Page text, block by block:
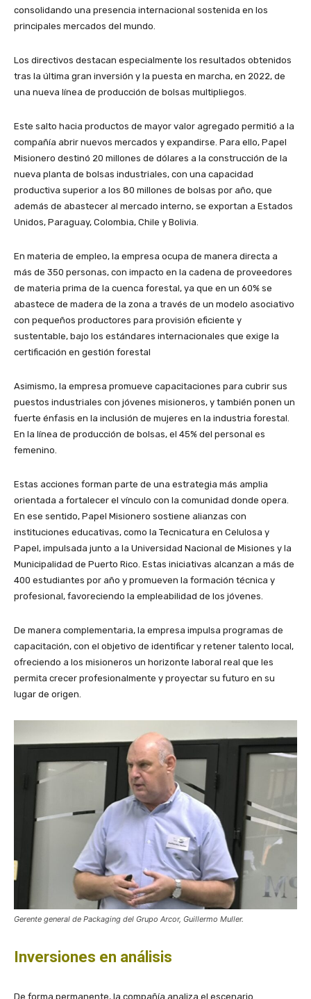
consolidando una presencia internacional sostenida en los
principales mercados del mundo.
Los directivos destacan especialmente los resultados obtenidos
tras la última gran inversión y la puesta en marcha, en 2022, de
una nueva línea de producción de bolsas multipliegos.
Este salto hacia productos de mayor valor agregado permitió a la
compañía abrir nuevos mercados y expandirse. Para ello, Papel
Misionero destinó 20 millones de dólares a la construcción de la
nueva planta de bolsas industriales, con una capacidad
productiva superior a los 80 millones de bolsas por año, que
además de abastecer al mercado interno, se exportan a Estados
Unidos, Paraguay, Colombia, Chile y Bolivia.
En materia de empleo, la empresa ocupa de manera directa a
más de 350 personas, con impacto en la cadena de proveedores
de materia prima de la cuenca forestal, ya que en un 60% se
abastece de madera de la zona a través de un modelo asociativo
con pequeños productores para provisión eficiente y
sustentable, bajo los estándares internacionales que exige la
certificación en gestión forestal
Asimismo, la empresa promueve capacitaciones para cubrir sus
puestos industriales con jóvenes misioneros, y también ponen un
fuerte énfasis en la inclusión de mujeres en la industria forestal.
En la línea de producción de bolsas, el 45% del personal es
femenino.
Estas acciones forman parte de una estrategia más amplia
orientada a fortalecer el vínculo con la comunidad donde opera.
En ese sentido, Papel Misionero sostiene alianzas con
instituciones educativas, como la Tecnicatura en Celulosa y
Papel, impulsada junto a la Universidad Nacional de Misiones y la
Municipalidad de Puerto Rico. Estas iniciativas alcanzan a más de
400 estudiantes por año y promueven la formación técnica y
profesional, favoreciendo la empleabilidad de los jóvenes.
De manera complementaria, la empresa impulsa programas de
capacitación, con el objetivo de identificar y retener talento local,
ofreciendo a los misioneros un horizonte laboral real que les
permita crecer profesionalmente y proyectar su futuro en su
lugar de origen.
Gerente general de Packaging del Grupo Arcor, Guillermo Muller.
Inversiones en análisis
De forma permanente, la compañía analiza el escenario